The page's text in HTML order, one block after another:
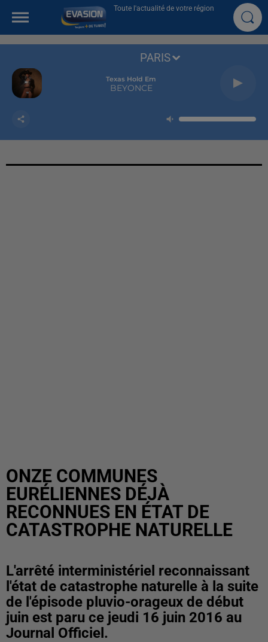
Toute l'actualité de votre région
Texas Hold Em
BEYONCE
PARIS
ONZE COMMUNES
EURÉLIENNES DÉJÀ
RECONNUES EN ÉTAT DE
CATASTROPHE NATURELLE
L'arrêté interministériel reconnaissant
l'état de catastrophe naturelle à la suite
de l'épisode pluvio-orageux de début
juin est paru ce jeudi 16 juin 2016 au
Journal Officiel.